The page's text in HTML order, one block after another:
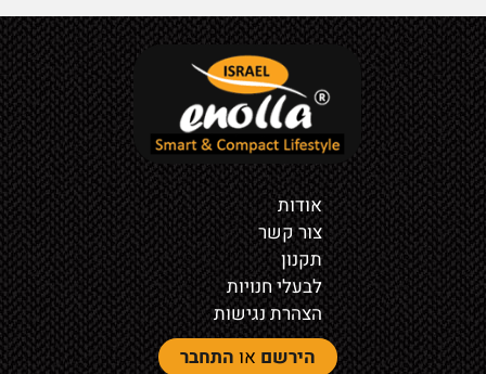
אודות
צור קשר
תקנון
לבעלי חנויות
הצהרת נגישות
הירשם או התחבר